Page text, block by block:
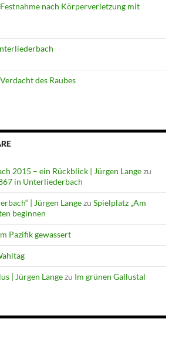
nach Körperverletzung mit
des Raubes
2015 – ein Rückblick | Jürgen Langezu
in Unterliederbach
| Jürgen Langezu Spielplatz „Am
beginnen
Pazifik gewassert
| Jürgen Langezu Im grünen Gallustal